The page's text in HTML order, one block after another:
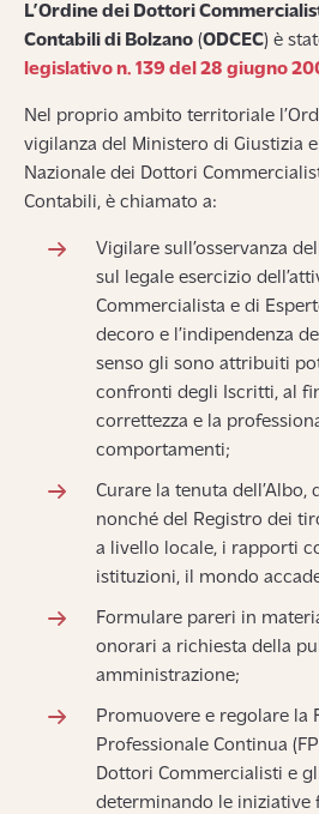
L’Ordine dei Dottori
Contabili di Bolzano (ODCEC) è
legislativo n. 139 del 28 giugno
Nel proprio ambito territoriale
vigilanza del Ministero di Giustizia
Nazionale dei Dottori
Contabili, è chiamato a:
Vigilare sull’osservanza
sul legale esercizio
Commercialista e di
decoro e l’indipendenza
senso gli sono attribuiti
confronti degli Iscritti, al
correttezza e la
comportamenti;
Curare la tenuta dell’Albo,
nonché del Registro dei
a livello locale, i rapporti
istituzioni, il mondo
Formulare pareri in
onorari a richiesta della
amministrazione;
Promuovere e regolare la
Professionale Continua
Dottori Commercialisti e
determinando le iniziative